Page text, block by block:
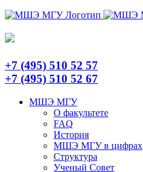
+7 (495) 510 52 57
+7 (495) 510 52 67
МШЭ МГУ
О факультете
FAQ
История
МШЭ МГУ в цифрах
Структура
Ученый Совет